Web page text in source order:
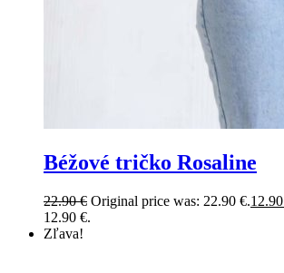
Béžové tričko Rosaline
22.90€ Original price was: 22.90 €.12.90
12.90 €.
Zľava!